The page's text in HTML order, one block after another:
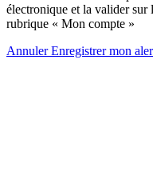
électronique et la valider sur
rubrique « Mon compte »
AnnulerEnregistrer mon